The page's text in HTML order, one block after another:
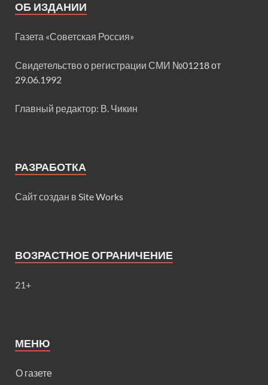
ОБ ИЗДАНИИ
Газета «Советская Россия»
Свидетельство о регистрации СМИ №01218 от
29.06.1992
Главный редактор: В. Чикин
РАЗРАБОТКА
Сайт создан в Site Works
ВОЗРАСТНОЕ ОГРАНИЧЕНИЕ
21+
МЕНЮ
О газете